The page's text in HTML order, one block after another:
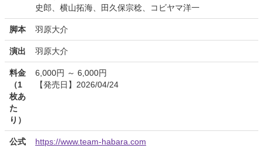
史郎、横山拓海、田久保宗稔、コビヤマ洋一
脚本 羽原大介
演出 羽原大介
料金
（1
枚あ
た
り）
6,000円 ～ 6,000円
【発売日】2026/04/24
公式
https://www.team-habara.com